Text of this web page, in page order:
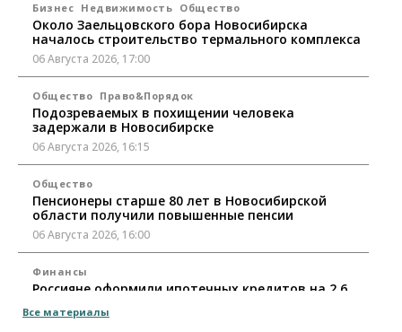
Бизнес Недвижимость Общество
Около Заельцовского бора Новосибирска
началось строительство термального комплекса
06 Августа 2026, 17:00
Общество Право&Порядок
Подозреваемых в похищении человека
задержали в Новосибирске
06 Августа 2026, 16:15
Общество
Пенсионеры старше 80 лет в Новосибирской
области получили повышенные пенсии
06 Августа 2026, 16:00
Финансы
Россияне оформили ипотечных кредитов на 2,6
06 Августа 2026, 15:53
Все материалы